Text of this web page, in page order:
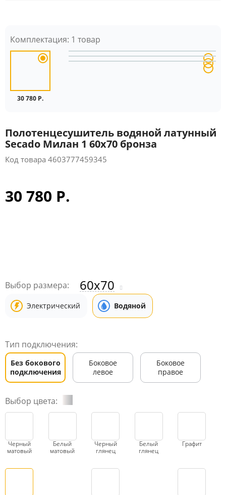
Комплектация: 1 товар
30 780 Р.
Полотенцесушитель водяной латунный
Secado Милан 1 60x70 бронза
Код товара 4603777459345
30 780 Р.
Выбор размера: 60x70
Электрический Водяной
Тип подключения:
Без бокового
подключения
Боковое
левое
Боковое
правое
Выбор цвета:
Черный
матовый
Белый
матовый
Черный
глянец
Белый
глянец
Графит